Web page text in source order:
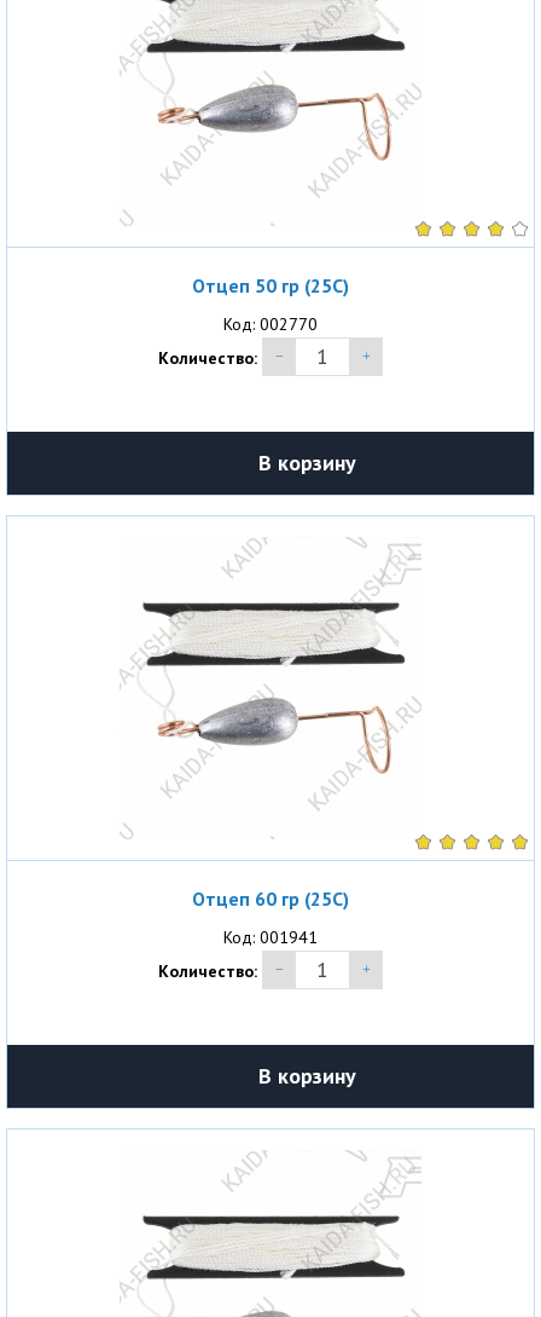
Отцеп 50 гр (25С)
Код: 002770
Количество:
В корзину
Отцеп 60 гр (25С)
Код: 001941
Количество:
В корзину